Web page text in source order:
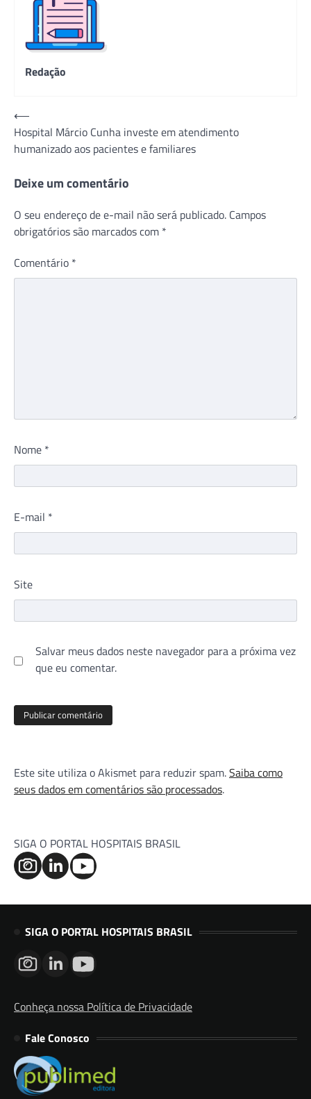
Redação
Navegação
de
Post
⟵
Hospital Márcio Cunha investe em atendimento
humanizado aos pacientes e familiares
Deixe um comentário
O seu endereço de e-mail não será publicado. Campos
obrigatórios são marcados com *
Comentário *
Nome *
E-mail *
Site
Salvar meus dados neste navegador para a próxima vez
que eu comentar.
Este site utiliza o Akismet para reduzir spam.Saiba como
seus dados em comentários são processados.
SIGA O PORTAL HOSPITAIS BRASIL
SIGA O PORTAL HOSPITAIS BRASIL
Conheça nossa Política de Privacidade
Fale Conosco